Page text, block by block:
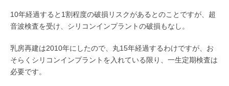
10年経過すると1割程度の破損リスクがあるとのことですが、超
音波検査を受け、シリコンインプラントの破損もなし。
乳房再建は2010年にしたので、丸15年経過するわけですが、お
そらくシリコンインプラントを入れている限り、一生定期検査は
必要です。